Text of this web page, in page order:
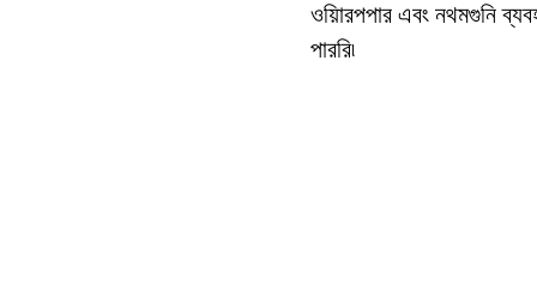
ওয়ািরপপার এবং নথমগুনি
পাররি৷